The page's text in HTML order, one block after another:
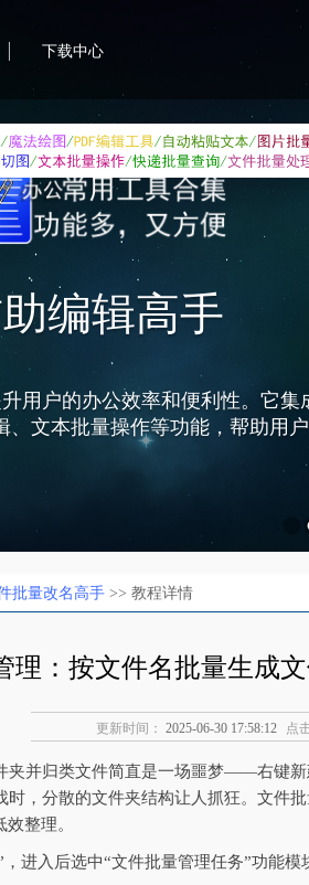
编辑高手
用户的办公效率和便利性。它
文本批量操作等功能，帮助用
| 下载中心
批量改名高手 >> 教程详情
理：按文件名批量生成
更新时间： 2025-06-30 17:58:12 点
夹并归类文件简直是一场噩梦——右键
，分散的文件夹结构让人抓狂。文件
整理。
进入后选中“文件批量管理任务”功能模